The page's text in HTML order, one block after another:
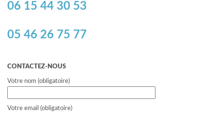
06 15 44 30 53
05 46 26 75 77
CONTACTEZ-NOUS
Votre nom (obligatoire)
Votre email (obligatoire)